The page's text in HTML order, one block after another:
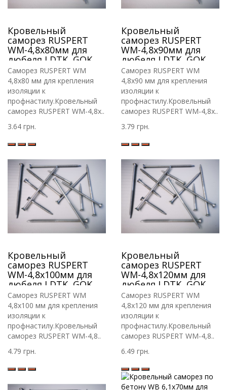
Кровельный
саморез RUSPERT
WM-4,8х80мм для
дюбеля LDTK, GOK,
RIF.
Саморез RUSPERT WM
4,8х80 мм для крепления
изоляции к
профнастилу.Кровельный
саморез RUSPERT WM-4,8х..
3.64 грн.
Кровельный
саморез RUSPERT
WM-4,8х90мм для
дюбеля LDTK, GOK,
RIF.
Саморез RUSPERT WM
4,8х90 мм для крепления
изоляции к
профнастилу.Кровельный
саморез RUSPERT WM-4,8х..
3.79 грн.
Кровельный
саморез RUSPERT
WM-4,8х100мм для
дюбеля LDTK, GOK,
RIF.
Саморез RUSPERT WM
4,8х100 мм для крепления
изоляции к
профнастилу.Кровельный
саморез RUSPERT WM-4,8..
4.79 грн.
Кровельный
саморез RUSPERT
WM-4,8х120мм для
дюбеля LDTK, GOK,
RIF.
Саморез RUSPERT WM
4,8х120 мм для крепления
изоляции к
профнастилу.Кровельный
саморез RUSPERT WM-4,8..
6.49 грн.